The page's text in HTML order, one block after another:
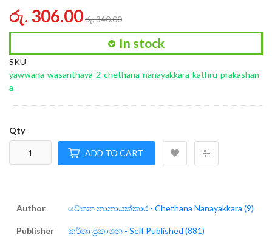
රු. 306.00රු. 340.00
In stock
SKU
yawwana-wasanthaya-2-chethana-nanayakkara-kathru-prakashan
a
Qty
ADD TO CART
Author චේතන නානායක්කාර - Chethana Nanayakkara (9)
Publisher කර්තෘ ප්‍රකාශන - Self Published (881)